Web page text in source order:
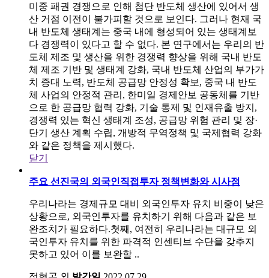
미중 패권 경쟁으로 인해 첨단 반도체 생산에 있어서 생
산 거점 이전이 불가피할 것으로 보인다. 그러나 현재 국
내 반도체 생태계는 중국 내에 형성되어 있는 생태계보
다 경쟁력이 있다고 할 수 없다. 본 연구에서는 우리의 반
도체 제조 및 생산을 위한 경쟁력 향상을 위해 국내 반도
체 제조 기반 및 생태계 강화, 국내 반도체 산업의 부가가
치 증대 노력, 반도체 공급망 안정성 확보, 중국 내 반도
체 사업의 안정적 관리, 한미일 경제안보 공동체를 기반
으로 한 공급망 협력 강화, 기술 통제 및 인재유출 방지,
경쟁력 있는 혁신 생태계 조성, 공급망 위험 관리 및 장·
단기 생산 계획 수립, 개방적 무역정책 및 국제협력 강화
와 같은 정책을 제시했다.
닫기
주요 선진국의 외국인직접투자 정책변화와 시사점
우리나라는 경제규모 대비 외국인투자 유치 비중이 낮은
상황으로, 외국인투자를 유치하기 위해 다음과 같은 보
완조치가 필요하다.첫째, 여전히 우리나라는 대규모 외
국인투자 유치를 위한 파격적 인센티브 수단을 갖추지
못하고 있어 이를 보완할 ..